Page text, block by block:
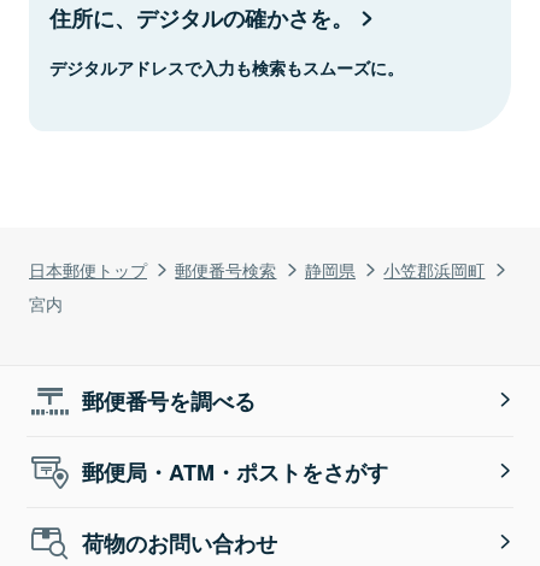
日本郵便トップ 郵便番号検索 静岡県
小笠郡浜岡町
宮内
住所に、デジタルの確かさを。
デジタルアドレスで入力も検索もスムーズに。
郵便番号を調べる
郵便局・ATM・ポストをさがす
荷物のお問い合わせ